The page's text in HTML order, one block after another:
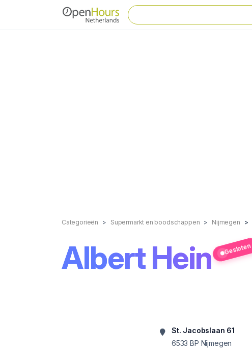
Categorieën Supermarkt en boodschappen Nijmegen
Albert Hein Gesloten
St. Jacobslaan 61
6533 BP Nijmegen